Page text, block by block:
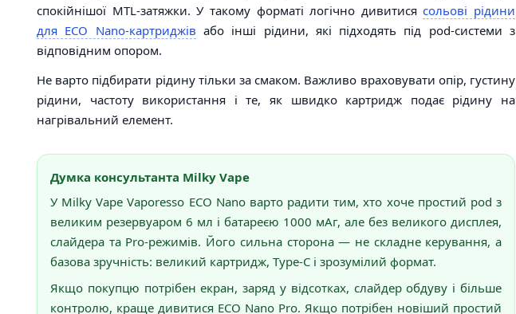
спокійнішої MTL-затяжки. У такому форматі логічно дивитисясольові рідини
для ECO Nano-картриджів або інші рідини, які підходять під pod-системи з
відповідним опором.
Не варто підбирати рідину тільки за смаком. Важливо враховувати опір, густину
рідини, частоту використання і те, як швидко картридж подає рідину на
нагрівальний елемент.
Думка консультанта Milky Vape
У Milky Vape Vaporesso ECO Nano варто радити тим, хто хоче простий pod з
великим резервуаром 6 мл і батареєю 1000 мАг, але без великого дисплея,
слайдера та Pro-режимів. Його сильна сторона — не складне керування, а
базова зручність: великий картридж, Type-C і зрозумілий формат.
Якщо покупцю потрібен екран, заряд у відсотках, слайдер обдуву і більше
контролю, краще дивитися ECO Nano Pro. Якщо потрібен новіший простий